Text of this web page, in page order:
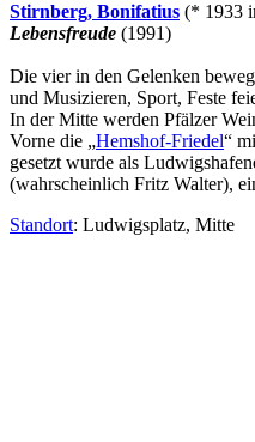
Stirnberg, Bonifatius (* 1933
Lebensfreude (1991)
Die vier in den Gelenken
und Musizieren, Sport, Feste
In der Mitte werden Pfälzer
Vorne die „Hemshof-Friedel“
gesetzt wurde als
(wahrscheinlich Fritz Walter),
Standort: Ludwigsplatz, Mitte